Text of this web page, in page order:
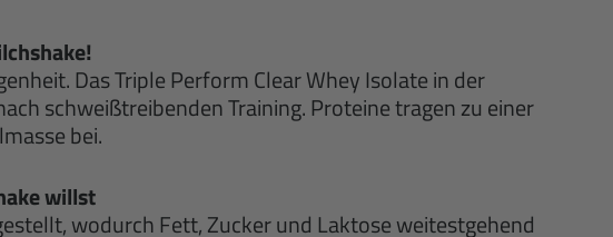
Das Triple Perform Clear Whey Isolate in der
schweißtreibenden Training. Proteine tragen zu einer
bei.
willst
wodurch Fett, Zucker und Laktose weitestgehend